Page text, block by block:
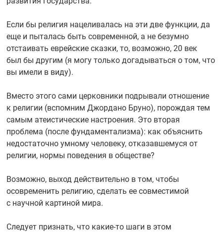
Если бы религия нацеливалась на эти две функции, да
еще и пыталась быть современной, а не безумно
отстаивать еврейские сказки, то, возможно, 20 век
был бы другим (я могу только догадываться о том, что
вы имели в виду).
Вместо этого сами церковники подрывали отношение
к религии (вспомним Джордано Бруно), порождая тем
самым атеистические настроения. Это вторая
проблема (после фундаментализма): как объяснить
недостаточно умному человеку, отказавшемуся от
религии, нормы поведения в обществе?
Возможно, выход действительно в том, чтобы
осовременить религию, сделать ее совместимой
с научной картиной мира.
Следует признать, что какие-то шаги в этом